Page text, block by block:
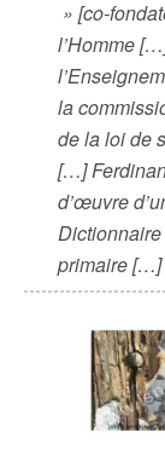
» [co-
l’Homme
la
de la loi de
[…]
d’œuvre
primaire […]